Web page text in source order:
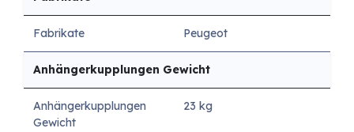
Fabrikate Peugeot
Anhängerkupplungen Gewicht
Anhängerkupplungen
Gewicht
23 kg